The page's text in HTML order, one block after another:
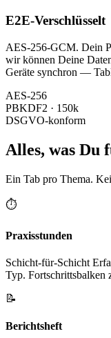
E2E-Verschlüsselt
AES-256-GCM. Dein
wir können Deine
Geräte synchron —
AES-256
PBKDF2 · 150k
DSGVO-konform
Alles, was Du
Ein Tab pro Thema.
⏱️
Praxisstunden
Schicht-für-Schicht
Typ. Fortschrittsbalken
📝
Berichtsheft